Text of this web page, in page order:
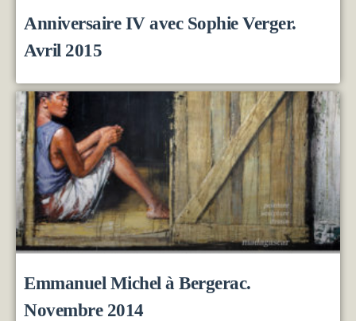
Anniversaire IV avec Sophie Verger.
Avril 2015
Emmanuel Michel à Bergerac.
Novembre 2014